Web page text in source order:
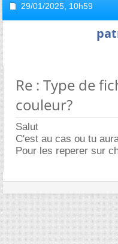
29/01/2025, 10h59
Re : Type de
couleur?
Salut
C'est au cas ou tu
Pour les reperer sur